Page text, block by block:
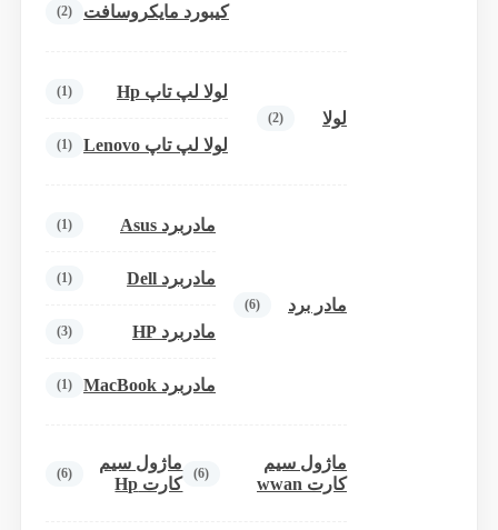
کیبورد مایکروسافت (2)
لولا (2)
لولا لپ تاپ Hp (1)
لولا لپ تاپ Lenovo (1)
مادر برد (6)
مادربرد Asus (1)
مادربرد Dell (1)
مادربرد HP (3)
مادربرد MacBook (1)
ماژول سیم
کارت wwan
(6)
ماژول سیم
کارت Hp
(6)